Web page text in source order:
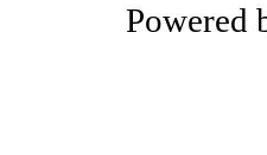
Powered